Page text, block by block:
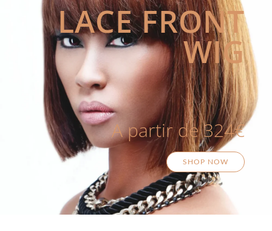
LACE FRONT
WIG
A partir de 324€
SHOP NOW